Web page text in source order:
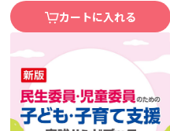
カートに入れる